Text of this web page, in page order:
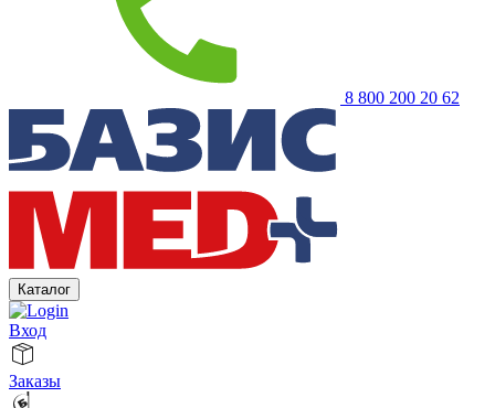
8 800 200 20 62
Каталог
Вход
Заказы